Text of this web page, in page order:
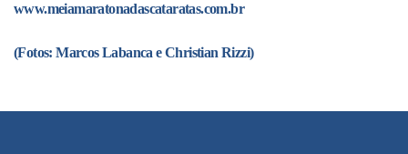
www.meiamaratonadascataratas.com.br
(Fotos: Marcos Labanca e Christian Rizzi)